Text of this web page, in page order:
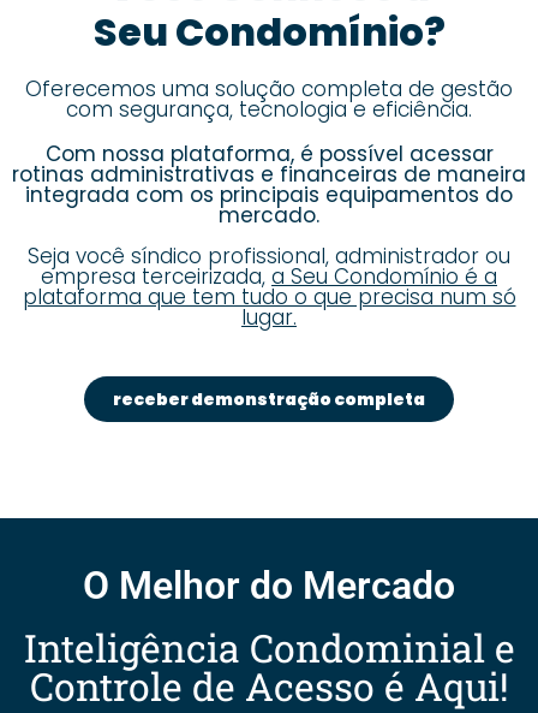
Seu Condomínio?
Oferecemos uma solução completa de gestão
com segurança, tecnologia e eficiência.
Com nossa plataforma, é possível acessar
rotinas administrativas e financeiras de maneira
integrada com os principais equipamentos do
mercado.
Seja você síndico profissional, administrador ou
empresa terceirizada, a Seu Condomínio é a
plataforma que tem tudo o que precisa num só
lugar.
receber demonstração completa
O Melhor do Mercado
Inteligência Condominial e
Controle de Acesso é Aqui!